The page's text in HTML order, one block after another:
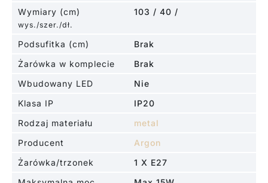
Wymiary (cm)
wys./szer./dł.
103 / 40 /
Podsufitka (cm)
Brak
Żarówka w komplecie
Brak
Wbudowany LED
Nie
Klasa IP
IP20
Rodzaj materiału
metal
Producent
Argon
Żarówka/trzonek
1 X E27